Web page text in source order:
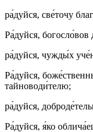
ра́дуйся, све́точу
Ра́дуйся, богосло́вов
ра́дуйся, чужды́х
Ра́дуйся,
тайноводи́телю;
ра́дуйся,
Ра́дуйся, я́ко